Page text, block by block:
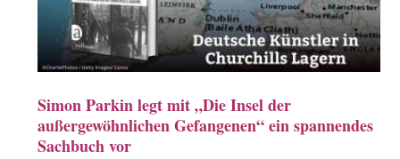
Simon Parkin legt mit „Die Insel der
außergewöhnlichen Gefangenen“ ein spannendes
Sachbuch vor